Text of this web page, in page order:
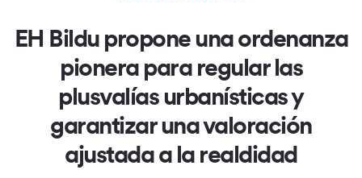
EH Bildu propone una ordenanza
pionera para regular las
plusvalías urbanísticas y
garantizar una valoración
ajustada a la realdidad